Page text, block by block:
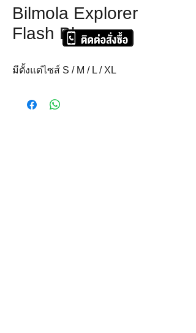
Bilmola Explorer
Flash Blue
มีตั้งแต่ไซส์ S / M / L / XL